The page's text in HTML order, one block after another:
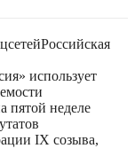
Российская
использует
пятой неделе
IX созыва,